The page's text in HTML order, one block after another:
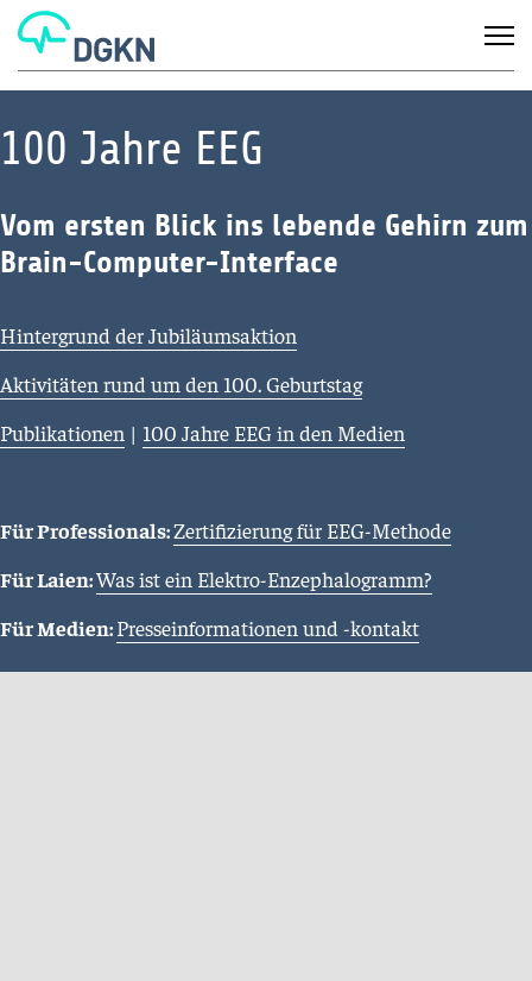
100 Jahre EEG
Vom ersten Blick ins lebende Gehirn zum
Brain-Computer-Interface
Hintergrund der Jubiläumsaktion
Aktivitäten rund um den 100. Geburtstag
Publikationen | 100 Jahre EEG in den Medien
Für Professionals:Zertifizierung für EEG-Methode
Für Laien:Was ist ein Elektro-Enzephalogramm?
Für Medien:Presseinformationen und -kontakt